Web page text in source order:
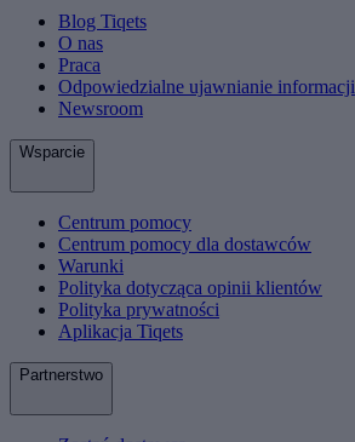
Blog Tiqets
O nas
Praca
Odpowiedzialne ujawnianie informacji
Newsroom
Wsparcie
Centrum pomocy
Centrum pomocy dla dostawców
Warunki
Polityka dotycząca opinii klientów
Polityka prywatności
Aplikacja Tiqets
Partnerstwo